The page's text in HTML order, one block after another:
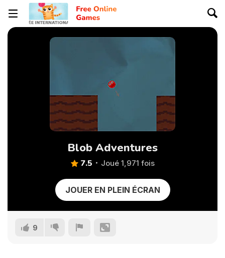
Blob Adventures
7.5 Joué 1,971 fois
JOUER EN PLEIN ÉCRAN
9